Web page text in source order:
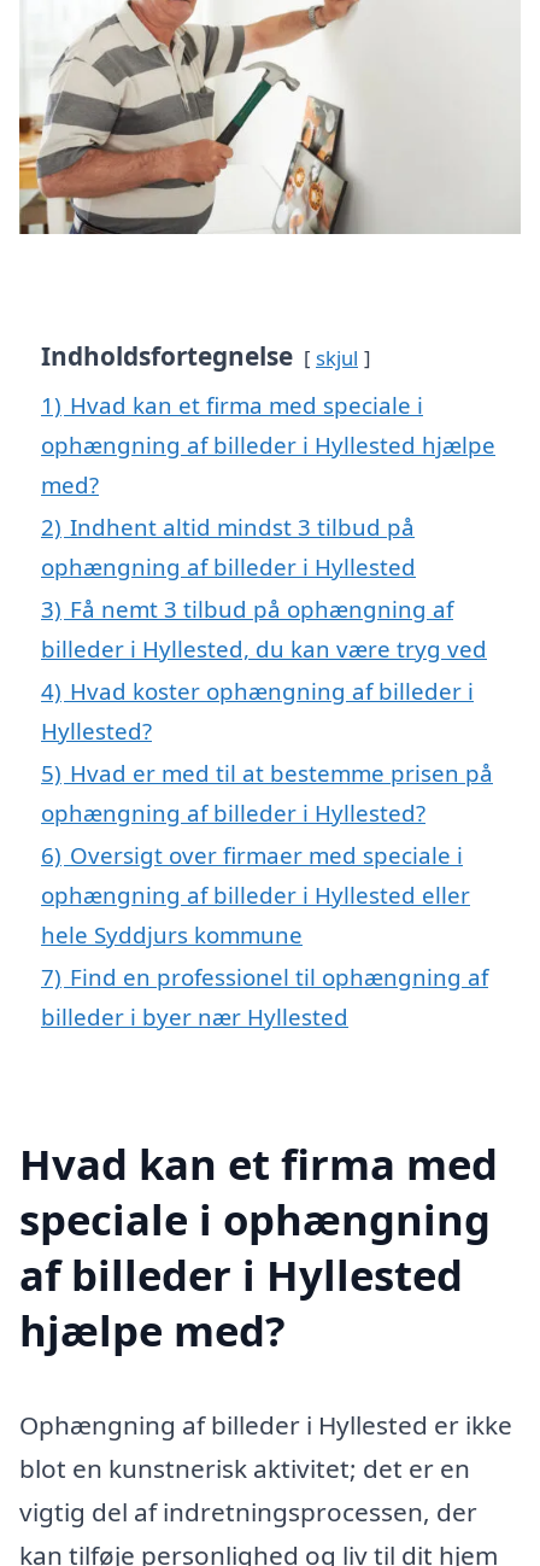
Indholdsfortegnelse skjul
1) Hvad kan et firma med speciale i
ophængning af billeder i Hyllested hjælpe
med?
2) Indhent altid mindst 3 tilbud på
ophængning af billeder i Hyllested
3) Få nemt 3 tilbud på ophængning af
billeder i Hyllested, du kan være tryg ved
4) Hvad koster ophængning af billeder i
Hyllested?
5) Hvad er med til at bestemme prisen på
ophængning af billeder i Hyllested?
6) Oversigt over firmaer med speciale i
ophængning af billeder i Hyllested eller
hele Syddjurs kommune
7) Find en professionel til ophængning af
billeder i byer nær Hyllested
Hvad kan et firma med
speciale i ophængning
af billeder i Hyllested
hjælpe med?
Ophængning af billeder i Hyllested er ikke
blot en kunstnerisk aktivitet; det er en
vigtig del af indretningsprocessen, der
kan tilføje personlighed og liv til dit hjem